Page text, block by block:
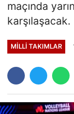
maçında
karşılaşacak.
MILLI TAKIMLAR